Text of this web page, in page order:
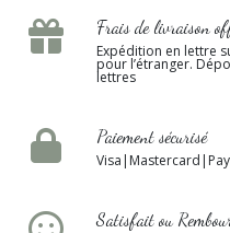
Frais de livraison
Expédition en lettre
pour l’étranger.
lettres
Paiement sécurisé
Satisfait ou